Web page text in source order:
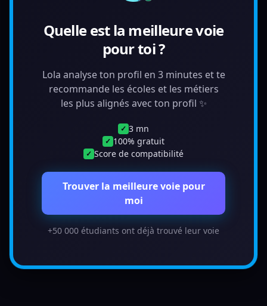
Quelle est la meilleure voie
pour toi ?
Lola analyse ton profil en 3 minutes et te
recommande les écoles et les métiers
les plus alignés avec ton profil ✨
✓ 3 mn
✓ 100% gratuit
✓ Score de compatibilité
Trouver la meilleure voie pour
moi
+50 000 étudiants ont déjà trouvé leur voie